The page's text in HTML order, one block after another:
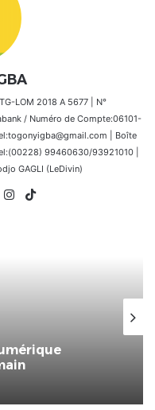
LOM 2018 A 5677 | N°
/ Numéro de Compte:06101-
| Boîte
99460630/93921010 |
GAGLI (LeDivin)
LinkedinInstagram